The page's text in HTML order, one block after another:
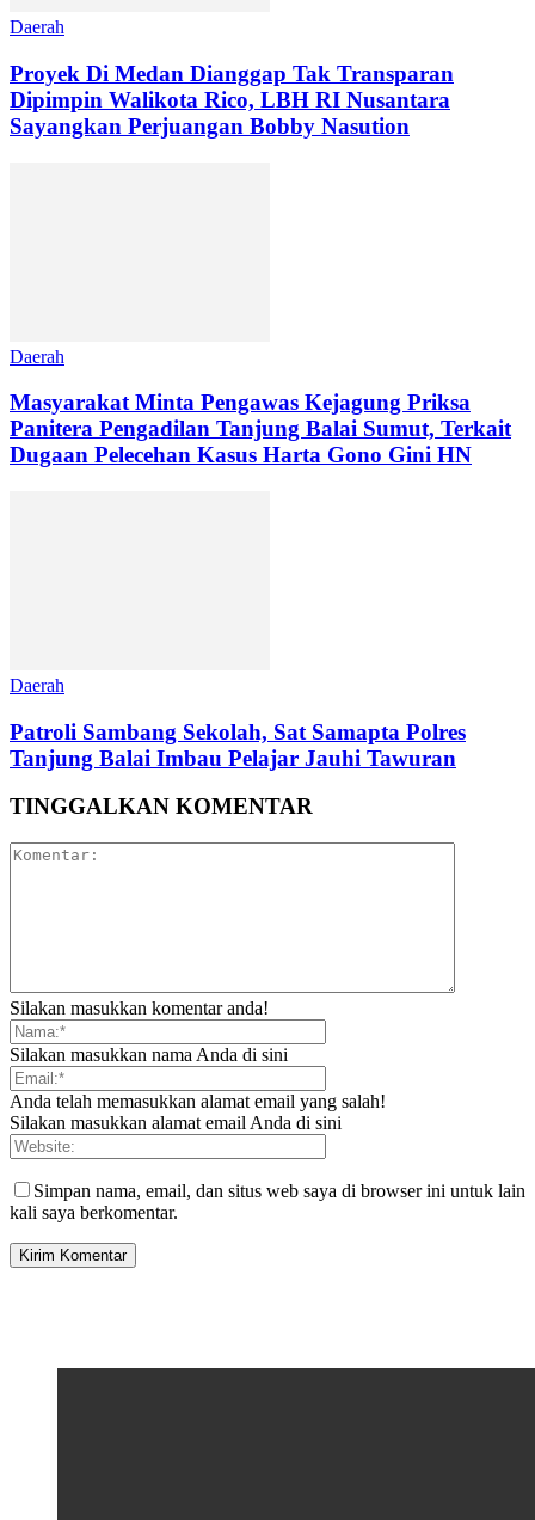
Daerah
Proyek Di Medan Dianggap Tak Transparan
Dipimpin Walikota Rico, LBH RI Nusantara
Sayangkan Perjuangan Bobby Nasution
Daerah
Masyarakat Minta Pengawas Kejagung Priksa
Panitera Pengadilan Tanjung Balai Sumut, Terkait
Dugaan Pelecehan Kasus Harta Gono Gini HN
Daerah
Patroli Sambang Sekolah, Sat Samapta Polres
Tanjung Balai Imbau Pelajar Jauhi Tawuran
TINGGALKAN KOMENTAR
Silakan masukkan komentar anda!
Silakan masukkan nama Anda di sini
Anda telah memasukkan alamat email yang salah!
Silakan masukkan alamat email Anda di sini
Simpan nama, email, dan situs web saya di browser ini untuk lain
kali saya berkomentar.